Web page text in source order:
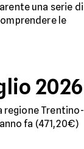
una serie di
le
2026
regione Trentino-
fa (471,20€)